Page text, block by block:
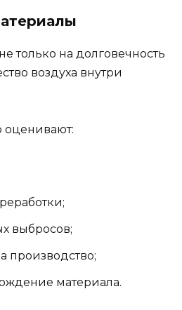
только на долговечность
воздуха внутри
оценивают:
выбросов;
производство;
материала.